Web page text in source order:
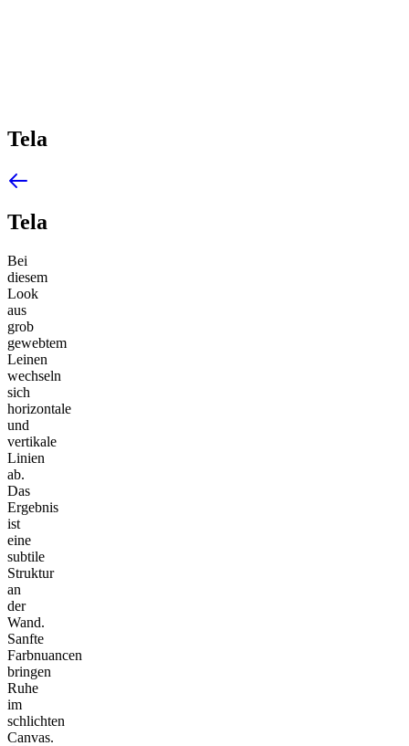
Tela
Tela
Bei
diesem
Look
aus
grob
gewebtem
Leinen
wechseln
sich
horizontale
und
vertikale
Linien
ab.
Das
Ergebnis
ist
eine
subtile
Struktur
an
der
Wand.
Sanfte
Farbnuancen
bringen
Ruhe
im
schlichten
Canvas.